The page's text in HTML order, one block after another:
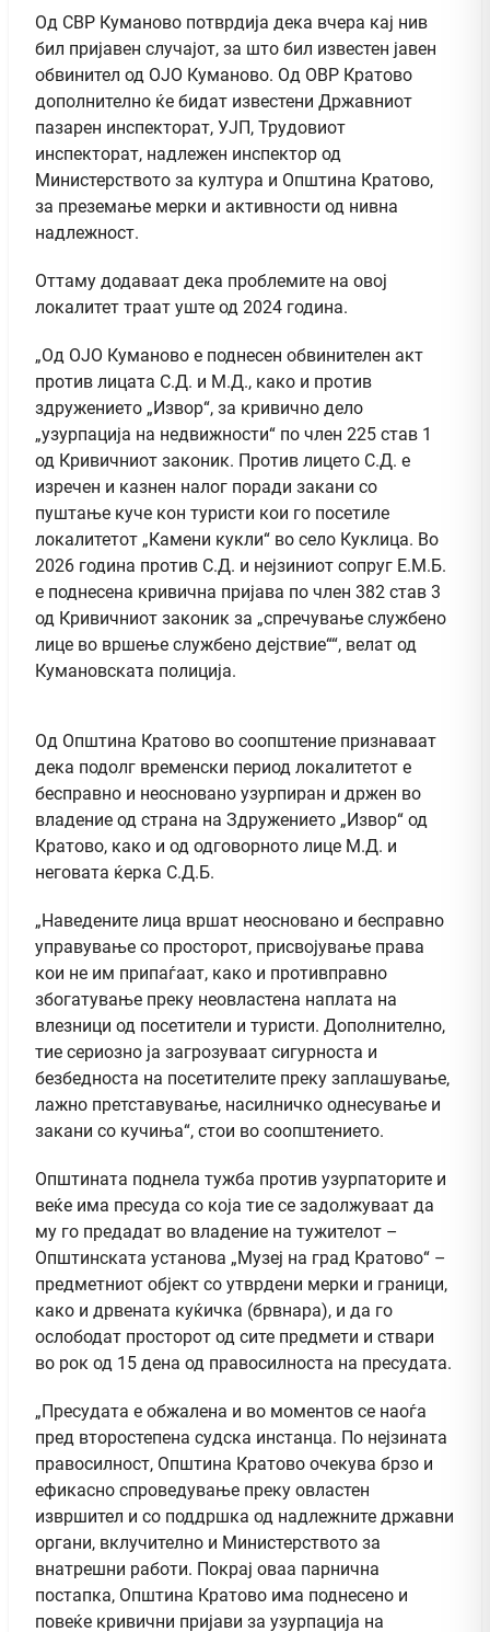
Од СВР Куманово потврдија дека вчера кај нив
бил пријавен случајот, за што бил известен јавен
обвинител од ОЈО Куманово. Од ОВР Кратово
дополнително ќе бидат известени Државниот
пазарен инспекторат, УЈП, Трудовиот
инспекторат, надлежен инспектор од
Министерството за култура и Општина Кратово,
за преземање мерки и активности од нивна
надлежност.
Оттаму додаваат дека проблемите на овој
локалитет траат уште од 2024 година.
„Од ОЈО Куманово е поднесен обвинителен акт
против лицата С.Д. и М.Д., како и против
здружението „Извор“, за кривично дело
„узурпација на недвижности“ по член 225 став 1
од Кривичниот законик. Против лицето С.Д. е
изречен и казнен налог поради закани со
пуштање куче кон туристи кои го посетиле
локалитетот „Камени кукли“ во село Куклица. Во
2026 година против С.Д. и нејзиниот сопруг Е.М.Б.
е поднесена кривична пријава по член 382 став 3
од Кривичниот законик за „спречување службено
лице во вршење службено дејствие““, велат од
Кумановската полиција.
Од Општина Кратово во соопштение признаваат
дека подолг временски период локалитетот е
бесправно и неосновано узурпиран и држен во
владение од страна на Здружението „Извор“ од
Кратово, како и од одговорното лице М.Д. и
неговата ќерка С.Д.Б.
„Наведените лица вршат неосновано и бесправно
управување со просторот, присвојување права
кои не им припаѓаат, како и противправно
збогатување преку неовластена наплата на
влезници од посетители и туристи. Дополнително,
тие сериозно ја загрозуваат сигурноста и
безбедноста на посетителите преку заплашување,
лажно претставување, насилничко однесување и
закани со кучиња“, стои во соопштението.
Општината поднела тужба против узурпаторите и
веќе има пресуда со која тие се задолжуваат да
му го предадат во владение на тужителот –
Општинската установа „Музеј на град Кратово“ –
предметниот објект со утврдени мерки и граници,
како и дрвената куќичка (брвнара), и да го
ослободат просторот од сите предмети и ствари
во рок од 15 дена од правосилноста на пресудата.
„Пресудата е обжалена и во моментов се наоѓа
пред второстепена судска инстанца. По нејзината
правосилност, Општина Кратово очекува брзо и
ефикасно спроведување преку овластен
извршител и со поддршка од надлежните државни
органи, вклучително и Министерството за
внатрешни работи. Покрај оваа парнична
постапка, Општина Кратово има поднесено и
повеќе кривични пријави за узурпација на